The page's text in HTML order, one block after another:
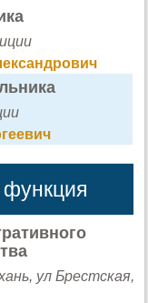
функция
ул Брестская,